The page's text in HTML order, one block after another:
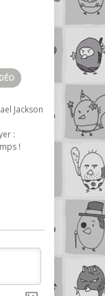
Jackson
:
!